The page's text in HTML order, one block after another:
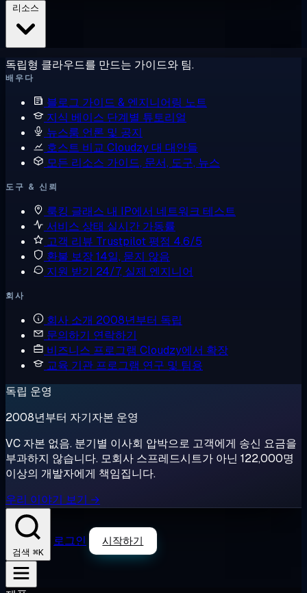
독립형 클라우드를 만드는 가이드와 팀.
배우다
블로그 가이드 & 엔지니어링 노트
지식 베이스 단계별 튜토리얼
뉴스룸 언론 및 공지
호스트 비교 Cloudzy 대 대안들
모든 리소스 가이드, 문서, 도구, 뉴스
도구 & 신뢰
룩킹 글래스 내 IP에서 네트워크 테스트
서비스 상태 실시간 가동률
고객 리뷰 Trustpilot 평점 4.6/5
환불 보장14일, 묻지 않음
지원 받기 24/7, 실제 엔지니어
회사
회사 소개 2008년부터 독립
문의하기 연락하기
비즈니스 프로그램 Cloudzy에서 확장
교육 기관 프로그램 연구 및 팀용
독립 운영
2008년부터 자기자본 운영
VC 자본 없음. 분기별 이사회 압박으로 고객에게 송신 요금을
부과하지 않습니다. 모회사 스프레드시트가 아닌 122,000명
이상의 개발자에게 책임집니다.
우리 이야기 보기 →
검색 ⌘K
로그인 시작하기